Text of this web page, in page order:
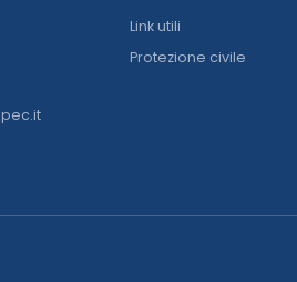
Link utili
Protezione civile